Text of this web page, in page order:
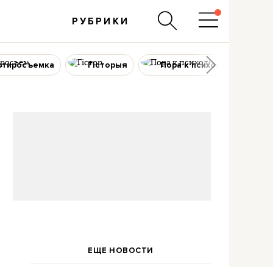
РУБРИКИ
Гісторыя Пора к психологу
ЕЩЕ НОВОСТИ